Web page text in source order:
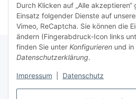
Durch Klicken auf „Alle
Einsatz folgender Dienste auf
Vimeo, ReCaptcha. Sie können die
ändern (Fingerabdruck-Icon links
finden Sie unter Konfigurieren und in
Datenschutzerklärung.
Impressum Datenschutz
Gesetzliche Informationen